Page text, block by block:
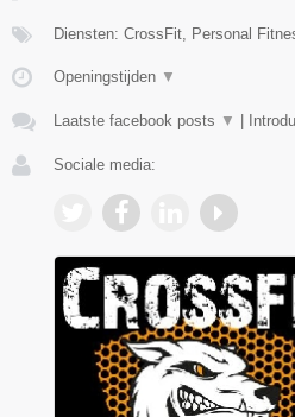
Diensten: CrossFit, Personal
Openingstijden ▼
Laatste facebook posts ▼
Sociale media: